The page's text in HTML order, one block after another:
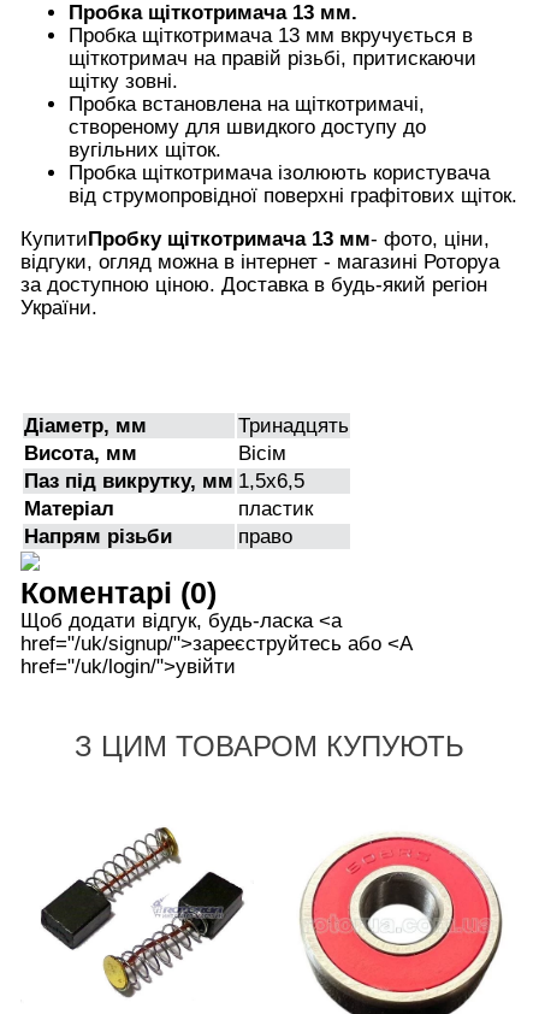
Пробка щіткотримача 13 мм.
Пробка щіткотримача 13 мм вкручується в
щіткотримач на правій різьбі, притискаючи
щітку зовні.
Пробка встановлена на щіткотримачі,
створеному для швидкого доступу до
вугільних щіток.
Пробка щіткотримача ізолюють користувача
від струмопровідної поверхні графітових щіток.
КупитиПробку щіткотримача 13 мм- фото, ціни,
відгуки, огляд можна в інтернет - магазині Роторуа
за доступною ціною. Доставка в будь-який регіон
України.
Діаметр, мм
Тринадцять
Висота, мм
Вісім
Паз під викрутку, мм 1,5х6,5
Матеріал
пластик
Напрям різьби
право
Коментарі (0)
Щоб додати відгук, будь-ласка <а
href="/uk/signup/">зареєструйтесь або <А
href="/uk/login/">увійти
З ЦИМ ТОВАРОМ КУПУЮТЬ